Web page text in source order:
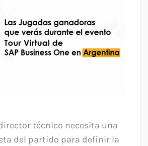
técnico necesita una
del partido para definir la